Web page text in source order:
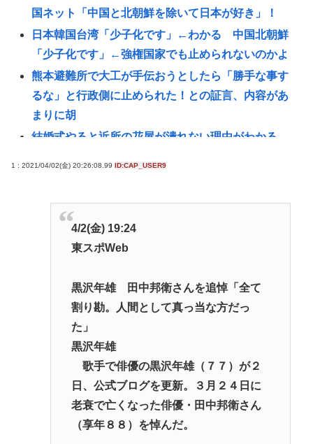
国ネット「中国と北朝鮮を除いて日本が好き」！
日本韓国台湾「少子化です」←わかる 中国北朝鮮
「少子化です」←強権国家でも止められないのかよ
熊本避難所で大工が手伝おうとしたら「勝手な事す
るな」と行政側に止められた！との証言、内容があ
まりに胡
結婚式やると近所の花屋が潰れない理由がわかる
韓国サッカー協会に外国人審判への性接待疑惑＝韓
国ネット「信じられない」「要求した審判もおかし
うつ病が治って復職できたらマッマと旅行に行きた
レスバトル星人「この惑星で一番レスバが強い奴を
出せ。そいつが負けたら滅ぼす」👈誰を出す？
【安倍朗報】よく考えたら日本中を焦土にしたアメ
リカと戦後友好関係築いてるのって奇跡だよな
【週刊フジ】減税反対結構 ならば石破と河野は離
党してケジメをつけろ
1 : 2021/04/02(金) 20:26:08.99 ID:CAP_USER9
4/2(金) 19:24
東スポWeb
黒沢年雄 田中邦衛さんを追悼「全て
割り勘。人間として真っ当な方だっ
た」
黒沢年雄
歌手で俳優の黒沢年雄（７７）が２
日、公式ブログを更新。３月２４日に
老衰で亡くなった俳優・田中邦衛さん
（享年８８）を悼んだ。